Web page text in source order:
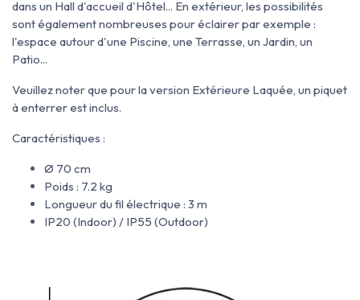
dans un Hall d'accueil d'Hôtel... En extérieur, les possibilités
sont également nombreuses pour éclairer par exemple :
l'espace autour d'une Piscine, une Terrasse, un Jardin, un
Patio...
Veuillez noter que pour la version Extérieure Laquée, un piquet
à enterrer est inclus.
Caractéristiques :
Ø 70 cm
Poids : 7.2 kg
Longueur du fil électrique : 3 m
IP20 (Indoor) / IP55 (Outdoor)